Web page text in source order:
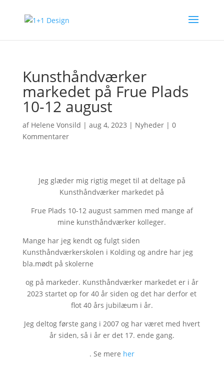
Kunsthåndværker
markedet på Frue Plads
10-12 august
af Helene Vonsild | aug 4, 2023 | Nyheder| 0
Kommentarer
Jeg glæder mig rigtig meget til at deltage på
Kunsthåndværker markedet på
Frue Plads 10-12 august sammen med mange af
mine kunsthåndværker kolleger.
Mange har jeg kendt og fulgt siden
Kunsthåndværkerskolen i Kolding og andre har jeg
bla.mødt på skolerne
og på markeder. Kunsthåndværker markedet er i år
2023 startet op for 40 år siden og det har derfor et
flot 40 års jubilæum i år.
Jeg deltog første gang i 2007 og har været med hvert
år siden, så i år er det 17. ende gang.
. Se mere her